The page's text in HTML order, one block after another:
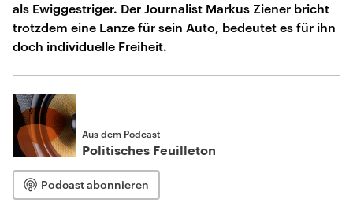
als Ewiggestriger. Der Journalist Markus Ziener bricht
trotzdem eine Lanze für sein Auto, bedeutet es für ihn
doch individuelle Freiheit.
Aus dem Podcast
Politisches Feuilleton
Podcast abonnieren